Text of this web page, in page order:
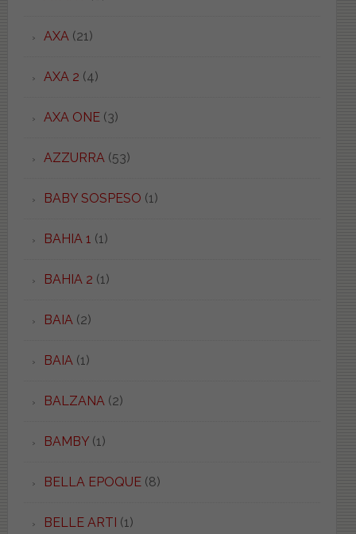
AXA (21)
AXA 2 (4)
AXA ONE(3)
AZZURRA (53)
BABY SOSPESO (1)
BAHIA 1 (1)
BAHIA 2 (1)
BAIA (2)
BAIA (1)
BALZANA (2)
BAMBY(1)
BELLA EPOQUE(8)
BELLE ARTI (1)